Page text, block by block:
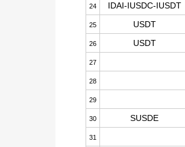
24 IDAI-IUSDC-IUSDT
25 USDT
26 USDT
27
28
29
30 SUSDE
31